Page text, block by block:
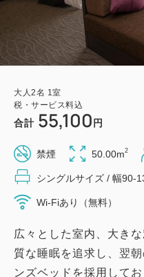
大人2名 1室
税・サービス料込
合計 55,100 円
禁煙 50.00m2
シングルサイズ / 幅90-
Wi-Fiあり（無料）
広々とした室内、大き
質な睡眠を追求し、翌
ンズベッドを採用して